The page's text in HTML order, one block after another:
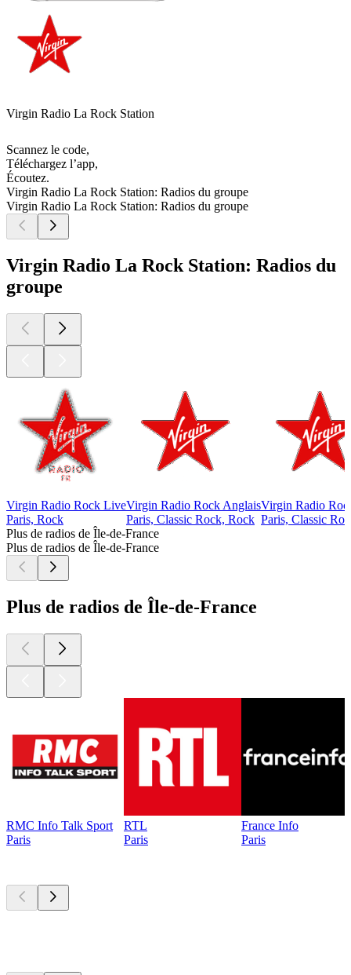
Virgin Radio La Rock Station
Scannez le code,
Téléchargez l’app,
Écoutez.
Virgin Radio La Rock Station: Radios du groupe
Virgin Radio La Rock Station: Radios du groupe
Virgin Radio La Rock Station: Radios du
groupe
Virgin Radio Rock Live
Paris, Rock
Virgin Radio Rock Anglais
Paris, Classic Rock, Rock
Virgin Radio
Paris, Classic
Plus de radios de Île-de-France
Plus de radios de Île-de-France
Plus de radios de Île-de-France
RMC Info Talk Sport
Paris
RTL
Paris
France Info
Paris